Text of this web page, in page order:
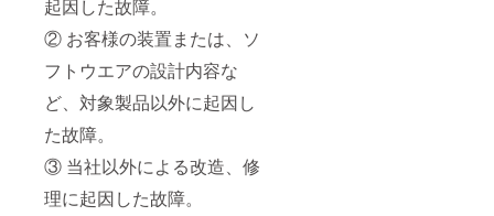
起因した故障。
② お客様の装置または、ソ
フトウエアの設計内容な
ど、対象製品以外に起因し
た故障。
③ 当社以外による改造、修
理に起因した故障。